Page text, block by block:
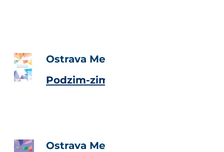
Ostrava Metropolitan Magazine
Podzim-zima 2008
Ostrava Metropolitan Magazine